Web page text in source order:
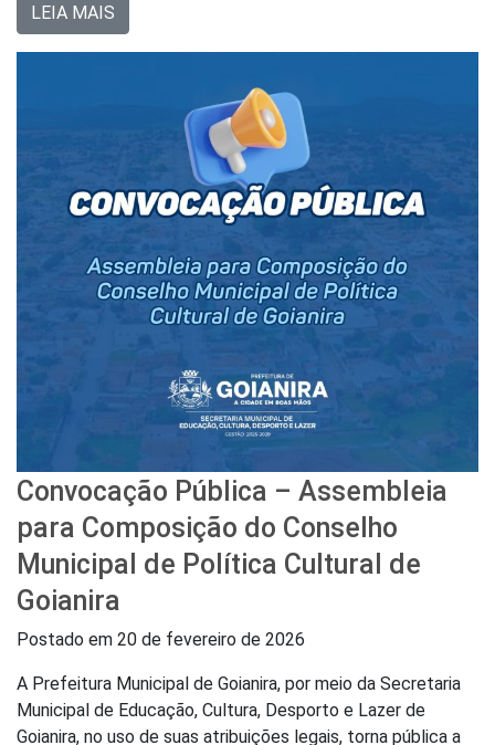
LEIA MAIS
Convocação Pública – Assembleia
para Composição do Conselho
Municipal de Política Cultural de
Goianira
Postado em 20 de fevereiro de 2026
A Prefeitura Municipal de Goianira, por meio da Secretaria
Municipal de Educação, Cultura, Desporto e Lazer de
Goianira, no uso de suas atribuições legais, torna pública a